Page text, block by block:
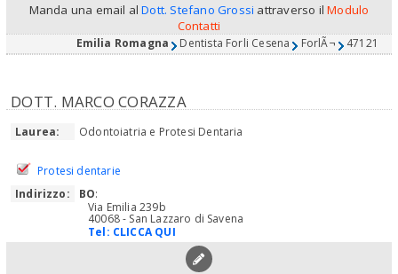
Manda una email alDott. Stefano Grossi attraverso ilModulo
Contatti
Emilia Romagna Dentista Forli Cesena ForlÃ¬ 47121
DOTT. MARCO CORAZZA
Laurea: Odontoiatria e Protesi Dentaria
Protesi dentarie
Indirizzo:
BO:
Via Emilia 239b
40068 - San Lazzaro di Savena
Tel: CLICCA QUI